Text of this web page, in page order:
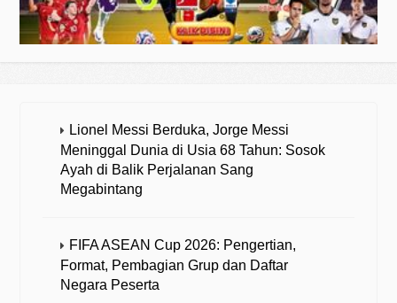
Lionel Messi Berduka, Jorge Messi
Meninggal Dunia di Usia 68 Tahun: Sosok
Ayah di Balik Perjalanan Sang
Megabintang
FIFA ASEAN Cup 2026: Pengertian,
Format, Pembagian Grup dan Daftar
Negara Peserta